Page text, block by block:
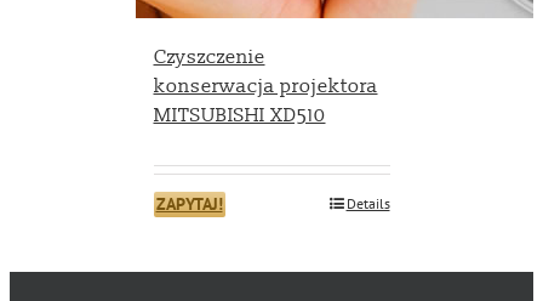
Czyszczenie
konserwacja projektora
MITSUBISHI XD510
ZAPYTAJ! Details